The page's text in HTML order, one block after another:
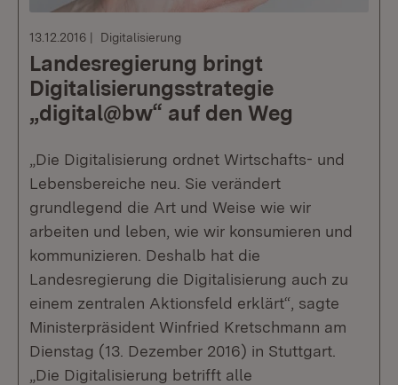
13.12.2016 Digitalisierung
Landesregierung bringt
Digitalisierungsstrategie
„digital@bw“ auf den Weg
„Die Digitalisierung ordnet Wirtschafts- und
Lebensbereiche neu. Sie verändert
grundlegend die Art und Weise wie wir
arbeiten und leben, wie wir konsumieren und
kommunizieren. Deshalb hat die
Landesregierung die Digitalisierung auch zu
einem zentralen Aktionsfeld erklärt“, sagte
Ministerpräsident Winfried Kretschmann am
Dienstag (13. Dezember 2016) in Stuttgart.
„Die Digitalisierung betrifft alle